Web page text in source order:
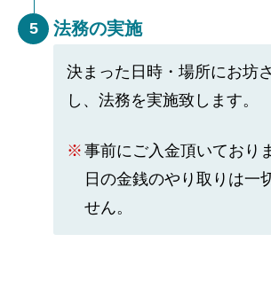
5 法務の実施
決まった日時・場所にお坊
し、法務を実施致します。
事前にご入金頂いており
日の金銭のやり取りは一
せん。